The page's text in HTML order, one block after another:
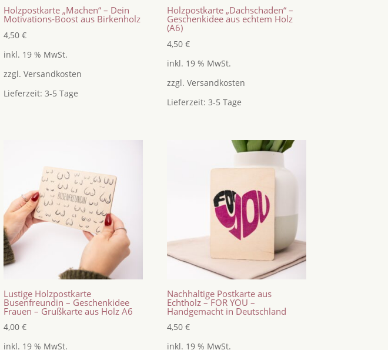
Holzpostkarte „Machen“ – Dein
Motivations-Boost aus Birkenholz
4,50€
inkl. 19 % MwSt.
zzgl.Versandkosten
Lieferzeit:3-5 Tage
Holzpostkarte „Dachschaden“ –
Geschenkidee aus echtem Holz
(A6)
4,50€
inkl. 19 % MwSt.
zzgl.Versandkosten
Lieferzeit:3-5 Tage
Lustige Holzpostkarte
Busenfreundin – Geschenkidee
Frauen – Grußkarte aus Holz A6
4,00€
inkl. 19 % MwSt.
Nachhaltige Postkarte aus
Echtholz – FOR YOU –
Handgemacht in Deutschland
4,50€
inkl. 19 % MwSt.